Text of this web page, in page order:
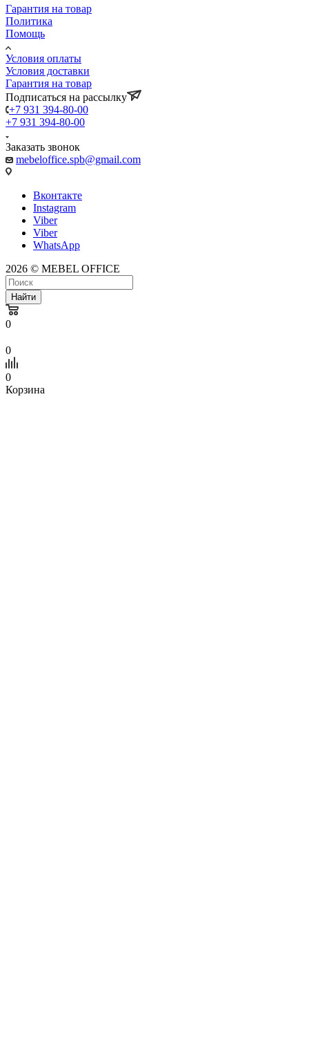
Гарантия на товар
Политика
Помощь
Условия оплаты
Условия доставки
Гарантия на товар
Подписаться на рассылку
+7 931 394-80-00
+7 931 394-80-00
Заказать звонок
mebeloffice.spb@gmail.com
Вконтакте
Instagram
Viber
Viber
WhatsApp
2026 © MEBEL OFFICE
Найти
0
0
0
Корзина